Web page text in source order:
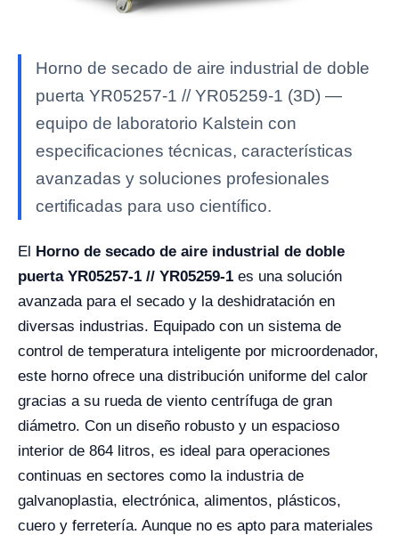
Horno de secado de aire industrial de doble
puerta YR05257-1 // YR05259-1 (3D) —
equipo de laboratorio Kalstein con
especificaciones técnicas, características
avanzadas y soluciones profesionales
certificadas para uso científico.
El Horno de secado de aire industrial de doble
puerta YR05257-1 // YR05259-1 es una solución
avanzada para el secado y la deshidratación en
diversas industrias. Equipado con un sistema de
control de temperatura inteligente por microordenador,
este horno ofrece una distribución uniforme del calor
gracias a su rueda de viento centrífuga de gran
diámetro. Con un diseño robusto y un espacioso
interior de 864 litros, es ideal para operaciones
continuas en sectores como la industria de
galvanoplastia, electrónica, alimentos, plásticos,
cuero y ferretería. Aunque no es apto para materiales